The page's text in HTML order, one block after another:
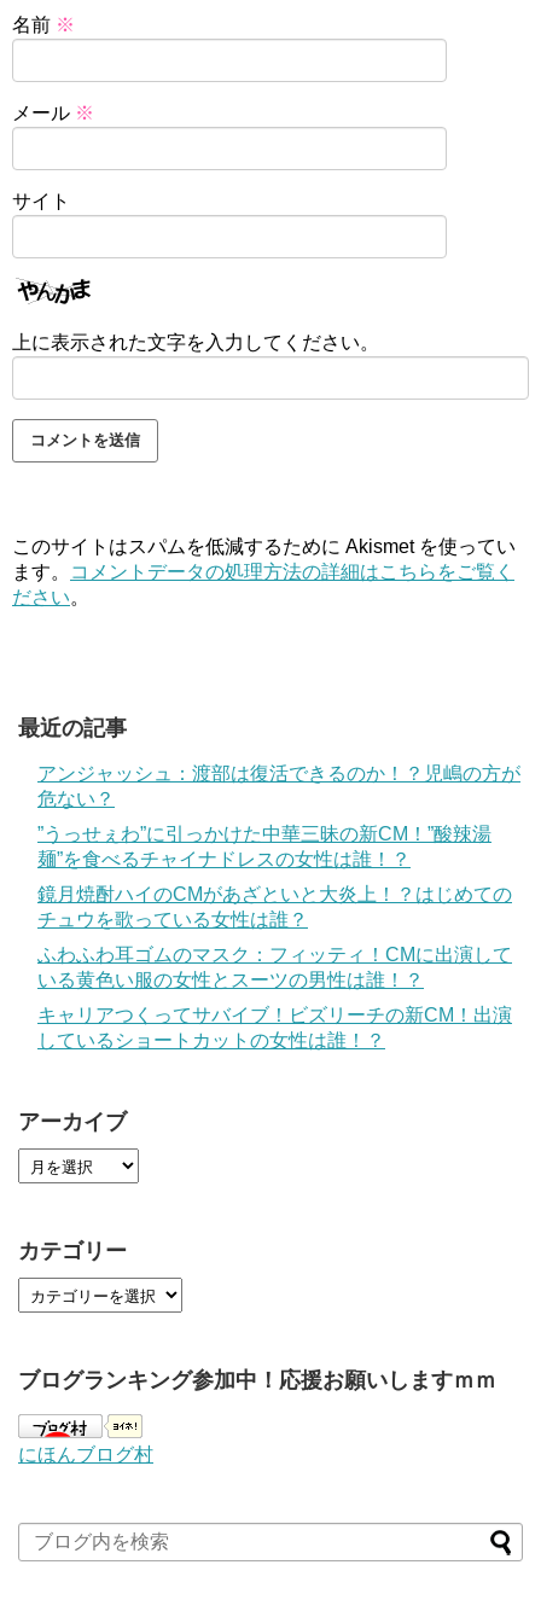
名前 ※
メール ※
サイト
上に表示された文字を入力してください。
このサイトはスパムを低減するために Akismet を使ってい
ます。
コメントデータの処理方法の詳細はこちらをご覧く
ださい。
最近の記事
アンジャッシュ：渡部は復活できるのか！？児嶋の方が
危ない？
”うっせぇわ”に引っかけた中華三昧の新CM！”酸辣湯
麺”を食べるチャイナドレスの女性は誰！？
鏡月焼酎ハイのCMがあざといと大炎上！？はじめての
チュウを歌っている女性は誰？
ふわふわ耳ゴムのマスク：フィッティ！CMに出演して
いる黄色い服の女性とスーツの男性は誰！？
キャリアつくってサバイブ！ビズリーチの新CM！出演
しているショートカットの女性は誰！？
アーカイブ
カテゴリー
ブログランキング参加中！応援お願いしますｍｍ
にほんブログ村